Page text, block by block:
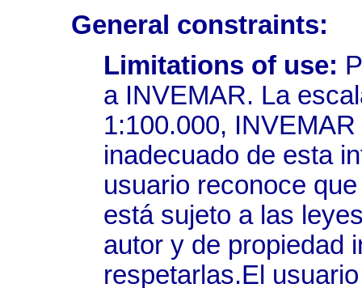
General constraints:
Limitations of use:
a INVEMAR. La
1:100.000,
inadecuado de esta
usuario reconoce
está sujeto a las
autor y de propiedad
respetarlas.El